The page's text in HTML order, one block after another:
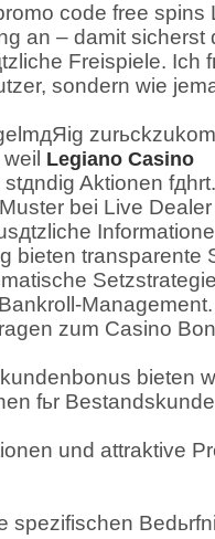
code free spins
an – damit sicherst
Freispiele. Ich
sondern wie
Legiano Casino
stдndig Aktionen fдhrt.
bei Live
bieten transparente
Management.
zum Casino
bieten
fьr
und attraktive
spezifischen